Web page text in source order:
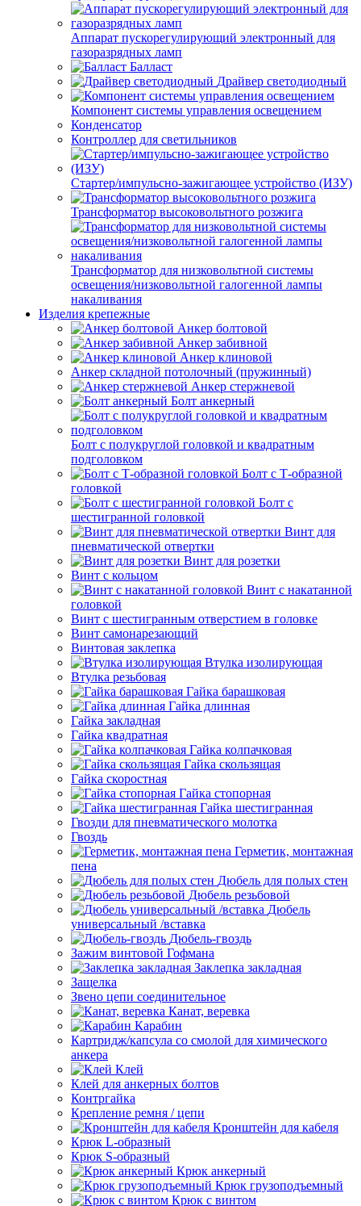
Аппарат пускорегулирующий электронный для
газоразрядных ламп
Балласт
Драйвер светодиодный
Компонент системы управления освещением
Конденсатор
Контроллер для светильников
Стартер/импульсно-зажигающее устройство (ИЗУ)
Трансформатор высоковольтного розжига
Трансформатор для низковольтной системы
освещения/низковольтной галогенной лампы
накаливания
Изделия крепежные
Анкер болтовой
Анкер забивной
Анкер клиновой
Анкер складной потолочный (пружинный)
Анкер стержневой
Болт анкерный
Болт с полукруглой головкой и квадратным
подголовком
Болт с Т-образной
головкой
Болт с
шестигранной головкой
Винт для
пневматической отвертки
Винт для розетки
Винт с кольцом
Винт с накатанной
головкой
Винт с шестигранным отверстием в головке
Винт самонарезающий
Винтовая заклепка
Втулка изолирующая
Втулка резьбовая
Гайка барашковая
Гайка длинная
Гайка закладная
Гайка квадратная
Гайка колпачковая
Гайка скользящая
Гайка скоростная
Гайка стопорная
Гайка шестигранная
Гвозди для пневматического молотка
Гвоздь
Герметик, монтажная
пена
Дюбель для полых стен
Дюбель резьбовой
Дюбель
универсальный /вставка
Дюбель-гвоздь
Зажим винтовой Гофмана
Заклепка закладная
Защелка
Звено цепи соединительное
Канат, веревка
Карабин
Картридж/капсула со смолой для химического
анкера
Клей
Клей для анкерных болтов
Контргайка
Крепление ремня / цепи
Кронштейн для кабеля
Крюк L-образный
Крюк S-образный
Крюк анкерный
Крюк грузоподъемный
Крюк с винтом